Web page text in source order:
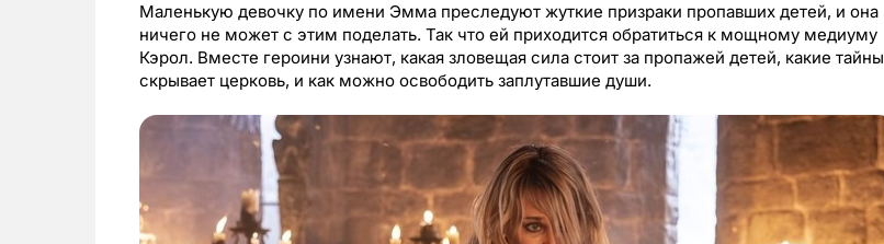
Маленькую девочку по имени Эмма преследуют жуткие призраки пропавших детей, и она
ничего не может с этим поделать. Так что ей приходится обратиться к мощному медиуму
Кэрол. Вместе героини узнают, какая зловещая сила стоит за пропажей детей, какие тайны
скрывает церковь, и как можно освободить заплутавшие души.